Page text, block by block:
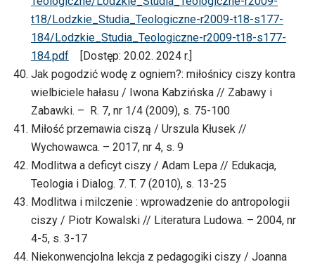
t18/Lodzkie_Studia_Teologiczne-r2009-t18-s177-
184/Lodzkie_Studia_Teologiczne-r2009-t18-s177-
184.pdf [Dostęp: 20.02. 2024 r.]
Jak pogodzić wodę z ogniem?: miłośnicy ciszy kontra
wielbiciele hałasu / Iwona Kabzińska // Zabawy i
Zabawki. – R. 7, nr 1/4 (2009), s. 75-100
Miłość przemawia ciszą / Urszula Kłusek //
Wychowawca. – 2017, nr 4, s. 9
Modlitwa a deficyt ciszy / Adam Lepa // Edukacja,
Teologia i Dialog. 7. T. 7 (2010), s. 13-25
Modlitwa i milczenie : wprowadzenie do antropologii
ciszy / Piotr Kowalski // Literatura Ludowa. – 2004, nr
4-5, s. 3-17
Niekonwencjolna lekcja z pedagogiki ciszy / Joanna